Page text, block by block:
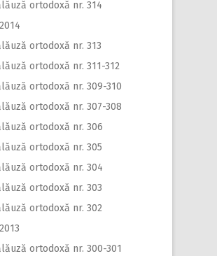
ortodoxă nr. 314
ortodoxă nr. 313
ortodoxă nr. 311-312
ortodoxă nr. 309-310
ortodoxă nr. 307-308
ortodoxă nr. 306
ortodoxă nr. 305
ortodoxă nr. 304
ortodoxă nr. 303
ortodoxă nr. 302
ortodoxă nr. 300-301